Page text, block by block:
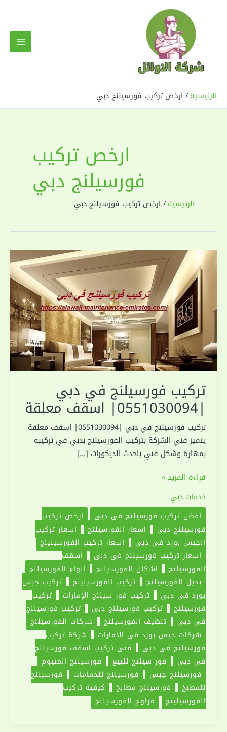
الرئيسية ارخص تركيب فورسيلنج دبي
ارخص تركيب
فورسيلنج دبي
الرئيسية ارخص تركيب فورسيلنج دبي
تركيب فورسيلنج في دبي
|0551030094| اسقف معلقة
تركيب فورسيلنج في دبي |0551030094| اسقف معلقة
يتميز فني الشركة بتركيب الفورسيلنج بدبي في تركيبه
بمهارة وشكل فني باحدث الديكورات […]
تركيب
فورسيلنج
في
دبي
|0551030094|
اسقف
معلقة
قراءة المزيد »
خدمات دبي
أفضل تركيب فورسيلنج في دبي
ارخص تركيب
فورسيلنج دبي
اسعار الفورسيلنج
‏اسعار تركيب
الجبس بورد في دبي
اسعار تركيب الفورسيلينج
اسعار تركيب فورسيلنج في دبي
اسقف
الفورسيلنج
اشكال الفورسيلنج
انواع الفورسيلنج
بديل الفورسيلنج
تركيب الفورسيلينج
تركيب جبس
بورد في دبي
تركيب فور سيلنج الإمارات
تركيب
فورسيلنج
‏تركيب فورسيلنج دبي
تركيب فورسيلنج
في دبي
تنظيف الفورسيلنج
شركات الفورسيلنج
شركات جبس بورد في الامارات
شركة تركيب
فورسيلنج في دبي
فني تركيب اسقف فورسيلنج
في دبي
فور سيلنج للبيع
فورسيلنج المنيوم
فورسيلنج جبس
فورسيلنج للحمامات
فورسيلنج
للمطبخ
فورسيلنج مطابخ
كيفية تركيب
الفورسيلينج
مراوح الفورسيلنج